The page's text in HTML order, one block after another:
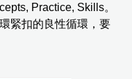
Practice, Skills。
緊扣的良性循環，要